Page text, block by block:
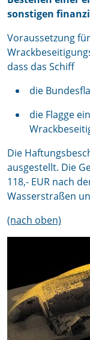
sonstigen
Voraussetzung
dass das Schiff
die
die Flagge
Die
ausgestellt. Die
118,- EUR nach
Wasserstraßen
(nach oben)